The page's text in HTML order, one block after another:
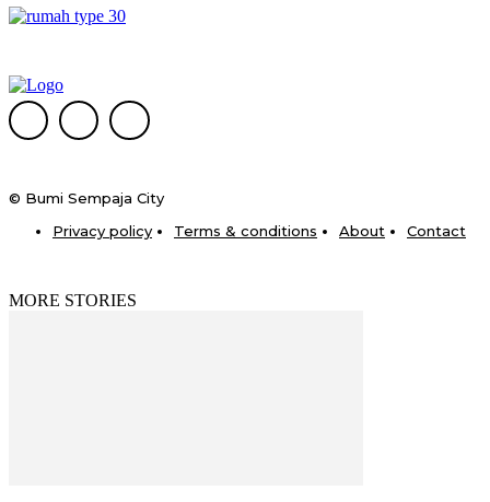
© Bumi Sempaja City
Privacy policy
Terms & conditions About Contact
MORE STORIES